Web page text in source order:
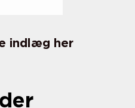
indlæg her